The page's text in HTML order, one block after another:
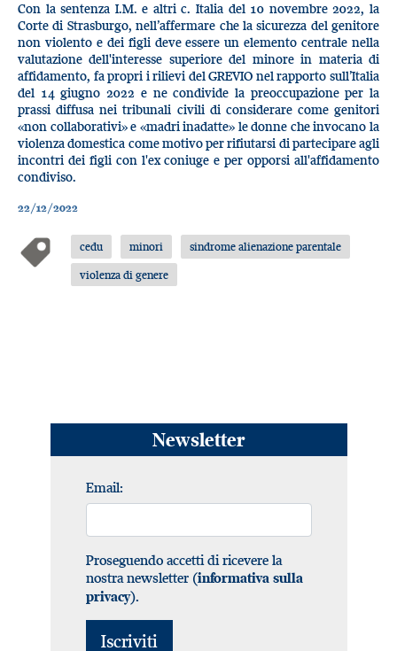
Con la sentenza I.M. e altri c. Italia del 10 novembre 2022, la
Corte di Strasburgo, nell’affermare che la sicurezza del genitore
non violento e dei figli deve essere un elemento centrale nella
valutazione dell'interesse superiore del minore in materia di
affidamento, fa propri i rilievi del GREVIO nel rapporto sull’Italia
del 14 giugno 2022 e ne condivide la preoccupazione per la
prassi diffusa nei tribunali civili di considerare come genitori
«non collaborativi» e «madri inadatte» le donne che invocano la
violenza domestica come motivo per rifiutarsi di partecipare agli
incontri dei figli con l'ex coniuge e per opporsi all'affidamento
condiviso.
22/12/2022
cedu minori
sindrome alienazione parentale
violenza di genere
Newsletter
Email:
Proseguendo accetti di ricevere la
nostra newsletter (informativa sulla
privacy).